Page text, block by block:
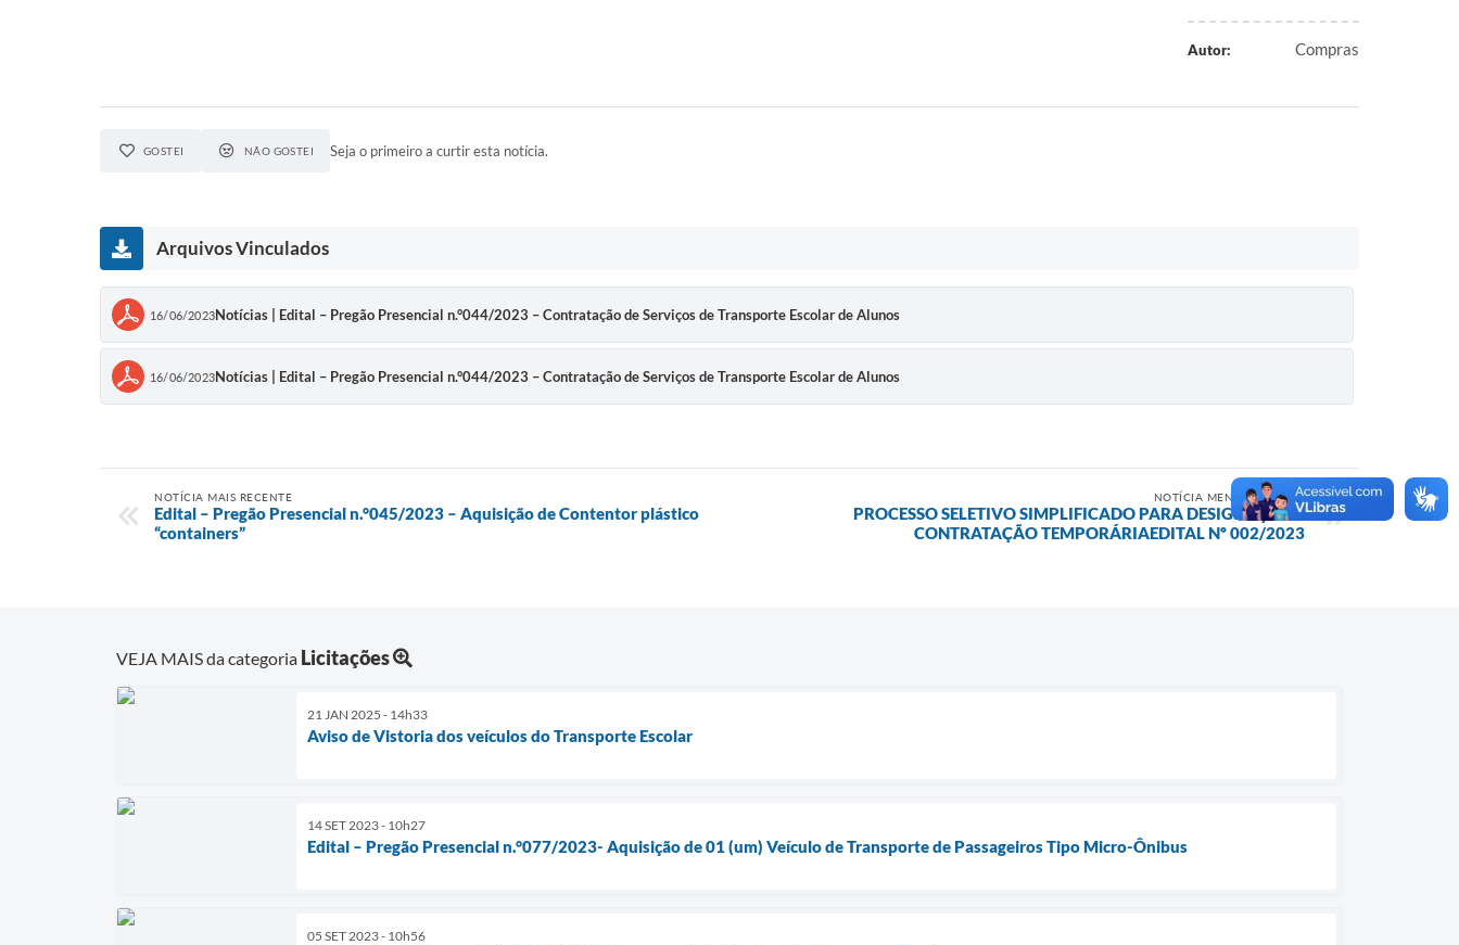
Autor: Compras
GOSTEI NÃO GOSTEI Seja o primeiro a curtir esta notícia.
Arquivos Vinculados
16/06/2023Notícias | Edital – Pregão Presencial n.°044/2023 – Contratação de Serviços de Transporte Escolar de Alunos
16/06/2023Notícias | Edital – Pregão Presencial n.°044/2023 – Contratação de Serviços de Transporte Escolar de Alunos
NOTÍCIA MAIS RECENTE
Edital – Pregão Presencial n.°045/2023 – Aquisição de Contentor plástico
“containers”
NOTÍCIA MENOS RECENTE
PROCESSO SELETIVO SIMPLIFICADO PARA DESIGNAÇÃO E
CONTRATAÇÃO TEMPORÁRIAEDITAL Nº 002/2023
VEJA MAIS da categoria Licitações
21 JAN 2025 - 14h33
Aviso de Vistoria dos veículos do Transporte Escolar
14 SET 2023 - 10h27
Edital – Pregão Presencial n.°077/2023- Aquisição de 01 (um) Veículo de Transporte de Passageiros Tipo Micro-Ônibus
05 SET 2023 - 10h56